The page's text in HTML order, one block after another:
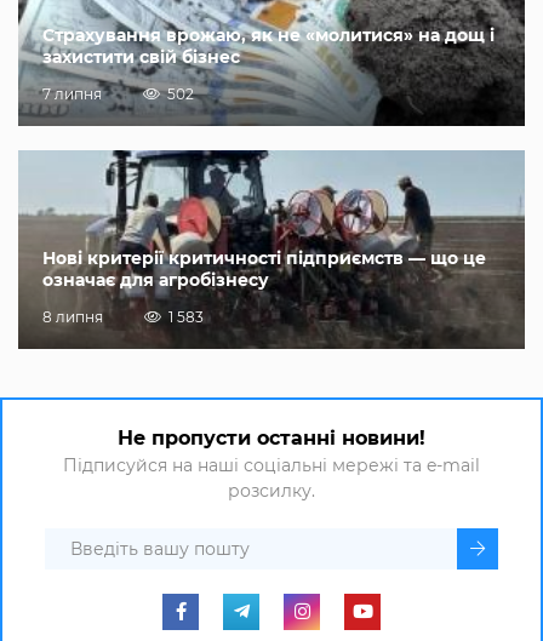
Страхування врожаю, як не «молитися» на дощ і
захистити свій бізнес
7 липня 502
Нові критерії критичності підприємств — що це
означає для агробізнесу
8 липня 1 583
Не пропусти останні новини!
Підписуйся на наші соціальні мережі та e-mail
розсилку.